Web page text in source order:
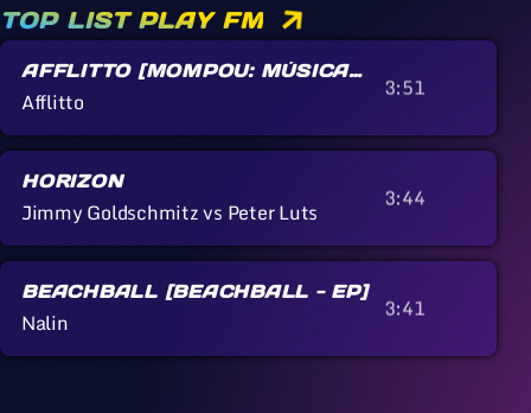
TOP LIST PLAY FM
AFFLITTO [MOMPOU: MÚSICA
CALLADA]
Afflitto 3:51
HORIZON
Jimmy Goldschmitz vs Peter Luts 3:44
BEACHBALL [BEACHBALL - EP]
Nalin 3:41